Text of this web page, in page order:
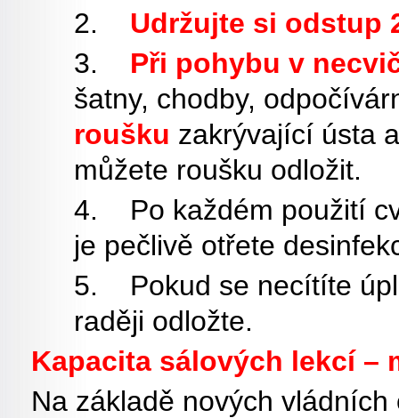
2. Udržujte si odstup
3. Při pohybu v
šatny, chodby,
roušku zakrývající ústa
můžete roušku odložit.
4. Po každém použití
je pečlivě otřete
5. Pokud se necítíte
raději odložte.
Kapacita sálových lekcí –
Na základě nových